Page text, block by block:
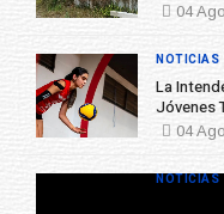
04
La
Jóvenes
04
NOTICIAS
NOTICIAS